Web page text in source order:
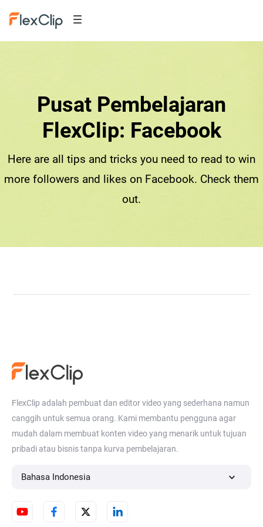
Pusat Pembelajaran
FlexClip: Facebook
Here are all tips and tricks you need to read to win
more followers and likes on Facebook. Check them
out.
FlexClip adalah pembuat dan editor video yang sederhana namun
canggih untuk semua orang. Kami membantu pengguna agar
mudah dalam membuat konten video yang menarik untuk tujuan
pribadi atau bisnis tanpa kurva pembelajaran.
Bahasa Indonesia